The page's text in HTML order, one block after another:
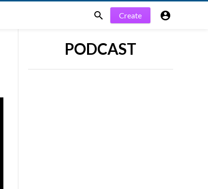
 Create 
PODCAST